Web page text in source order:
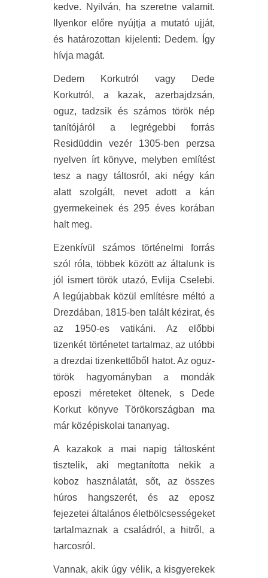
kedve. Nyilván, ha szeretne valamit.
Ilyenkor előre nyújtja a mutató ujját,
és határozottan kijelenti: Dedem. Így
hívja magát.
Dedem Korkutról vagy Dede
Korkutról, a kazak, azerbajdzsán,
oguz, tadzsik és számos török nép
tanítójáról a legrégebbi forrás
Residüddin vezér 1305-ben perzsa
nyelven írt könyve, melyben említést
tesz a nagy táltosról, aki négy kán
alatt szolgált, nevet adott a kán
gyermekeinek és 295 éves korában
halt meg.
Ezenkívül számos történelmi forrás
szól róla, többek között az általunk is
jól ismert török utazó, Evlija Cselebi.
A legújabbak közül említésre méltó a
Drezdában, 1815-ben talált kézirat, és
az 1950-es vatikáni. Az előbbi
tizenkét történetet tartalmaz, az utóbbi
a drezdai tizenkettőből hatot. Az oguz-
török hagyományban a mondák
eposzi méreteket öltenek, s Dede
Korkut könyve Törökországban ma
már középiskolai tananyag.
A kazakok a mai napig táltosként
tisztelik, aki megtanította nekik a
koboz használatát, sőt, az összes
húros hangszerét, és az eposz
fejezetei általános életbölcsességeket
tartalmaznak a családról, a hitről, a
harcosról.
Vannak, akik úgy vélik, a kisgyerekek